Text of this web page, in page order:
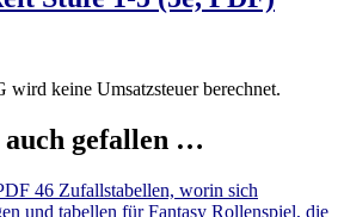
wird keine Umsatzsteuer berechnet.
gefallen …